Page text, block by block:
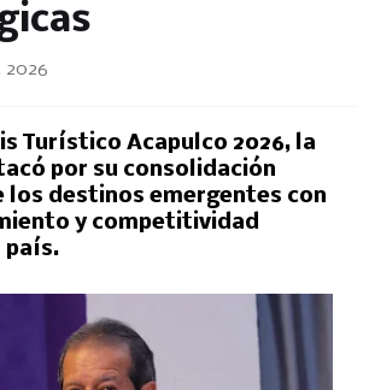
2026
Turístico Acapulco 2026, la
por su consolidación
los destinos emergentes con
y competitividad